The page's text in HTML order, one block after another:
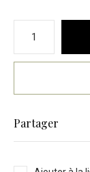
Partager